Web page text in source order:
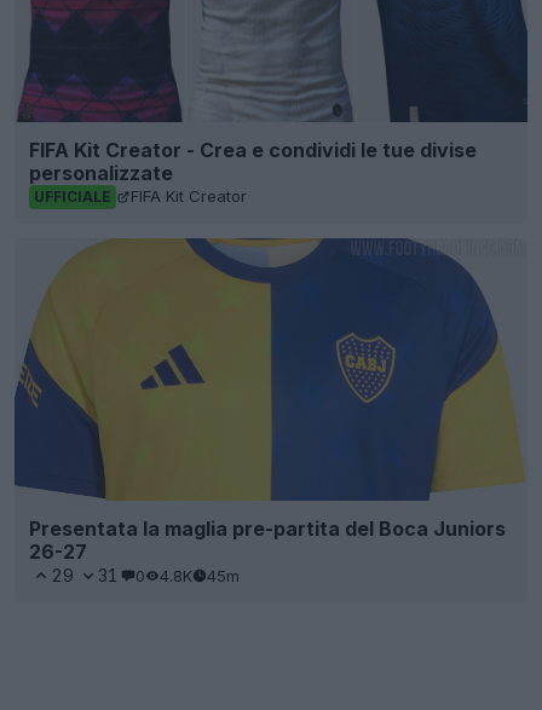
FIFA Kit Creator - Crea e condividi le tue divise
personalizzate
UFFICIALE FIFA Kit Creator
Presentata la maglia pre-partita del Boca Juniors
26-27
29 31 0 4.8K 45m